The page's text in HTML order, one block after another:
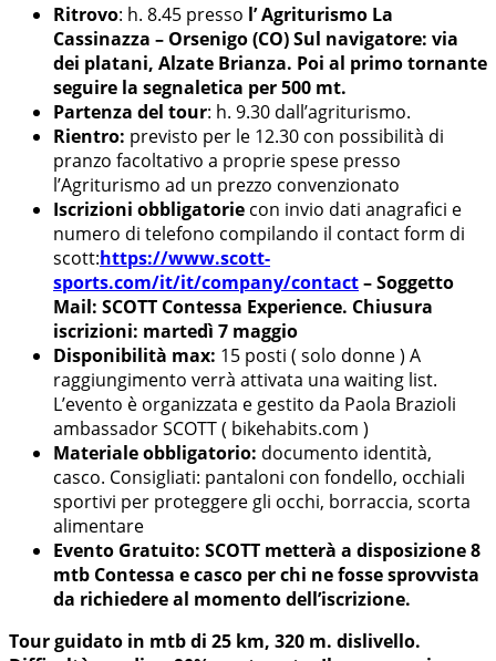
Ritrovo: h. 8.45 presso l’ Agriturismo La
Cassinazza – Orsenigo (CO) Sul navigatore: via
dei platani, Alzate Brianza. Poi al primo tornante
seguire la segnaletica per 500 mt.
Partenza del tour: h. 9.30 dall’agriturismo.
Rientro: previsto per le 12.30 con possibilità di
pranzo facoltativo a proprie spese presso
l’Agriturismo ad un prezzo convenzionato
Iscrizioni obbligatorie con invio dati anagrafici e
numero di telefono compilando il contact form di
scott:https://www.scott-
sports.com/it/it/company/contact– Soggetto
Mail: SCOTT Contessa Experience. Chiusura
iscrizioni: martedì 7 maggio
Disponibilità max: 15 posti ( solo donne ) A
raggiungimento verrà attivata una waiting list.
L’evento è organizzata e gestito da Paola Brazioli
ambassador SCOTT ( bikehabits.com )
Materiale obbligatorio: documento identità,
casco. Consigliati: pantaloni con fondello, occhiali
sportivi per proteggere gli occhi, borraccia, scorta
alimentare
Evento Gratuito: SCOTT metterà a disposizione 8
mtb Contessa e casco per chi ne fosse sprovvista
da richiedere al momento dell’iscrizione.
Tour guidato in mtb di 25 km, 320 m. dislivello.